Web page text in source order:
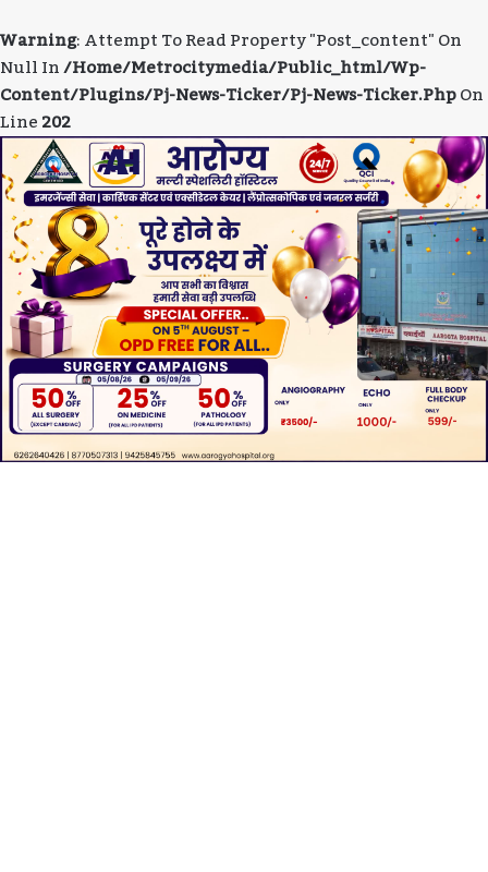
Warning: Attempt To Read Property "post_content" On
Null In/home/metrocitymedia/public_html/wp-
Content/plugins/pj-News-Ticker/pj-News-Ticker.phpOn
Line202